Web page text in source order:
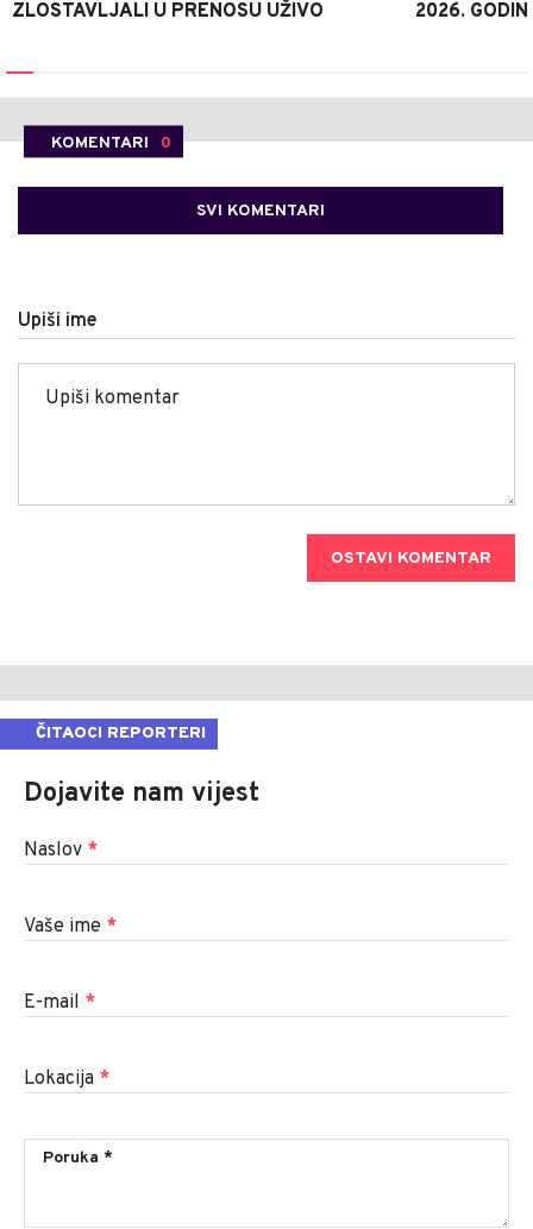
ZLOSTAVLJALI U PRENOSU UŽIVO 2026.
KOMENTARI 0
SVI KOMENTARI
Upiši ime
OSTAVI KOMENTAR
ČITAOCI REPORTERI
Dojavite nam vijest
Naslov *
Vaše ime *
E-mail *
Lokacija *